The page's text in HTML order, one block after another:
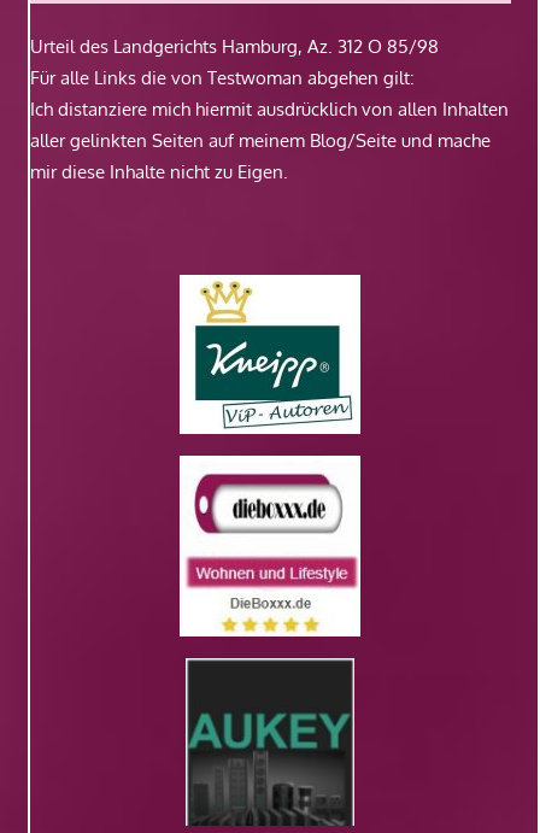
Urteil des Landgerichts Hamburg, Az. 312 O 85/98
Für alle Links die von Testwoman abgehen gilt:
Ich distanziere mich hiermit ausdrücklich von allen Inhalten
aller gelinkten Seiten auf meinem Blog/Seite und mache
mir diese Inhalte nicht zu Eigen.